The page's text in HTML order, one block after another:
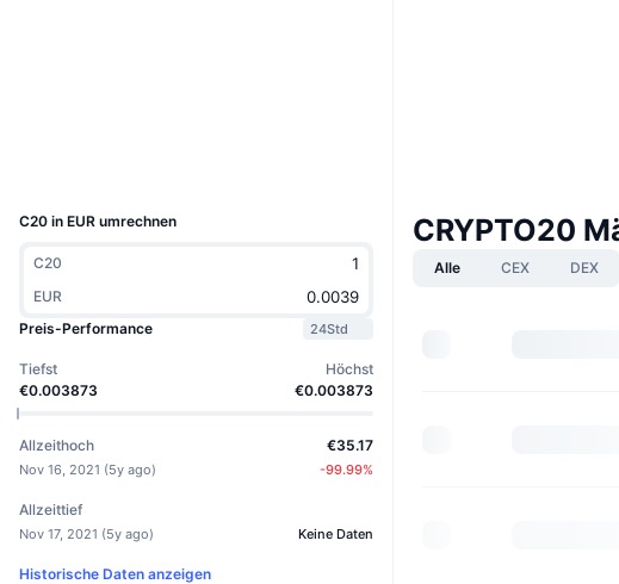
C20 in EUR umrechnen
C20
EUR
Preis-Performance
24Std
Tiefst
€0.003873
Höchst
€0.003873
Allzeithoch
Nov 16, 2021 (5y ago)
€35.17
-99.99%
Allzeittief
Nov 17, 2021 (5y ago) Keine Daten
Historische Daten anzeigen
CRYPTO20
Alle CEX DEX